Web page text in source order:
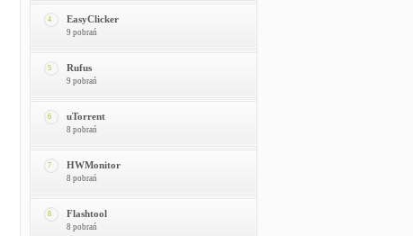
4 EasyClicker
9 pobrań
5 Rufus
9 pobrań
6 uTorrent
8 pobrań
7 HWMonitor
8 pobrań
8 Flashtool
8 pobrań